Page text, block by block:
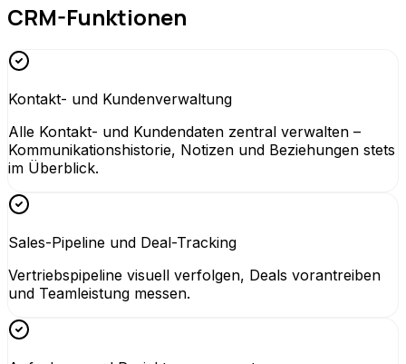
CRM-Funktionen
Kontakt- und Kundenverwaltung
Alle Kontakt- und Kundendaten zentral verwalten –
Kommunikationshistorie, Notizen und Beziehungen stets
im Überblick.
Sales-Pipeline und Deal-Tracking
Vertriebspipeline visuell verfolgen, Deals vorantreiben
und Teamleistung messen.